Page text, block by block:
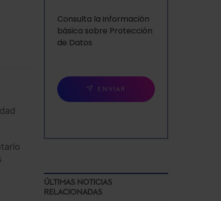
Consulta la información
básica sobre Protección
de Datos
ENVIAR
ÚLTIMAS NOTICIAS
RELACIONADAS